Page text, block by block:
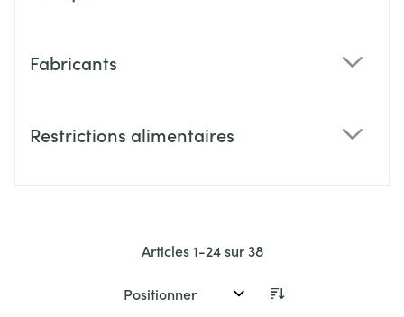
Fabricants
Restrictions alimentaires
Articles1-24sur38
Trier par: